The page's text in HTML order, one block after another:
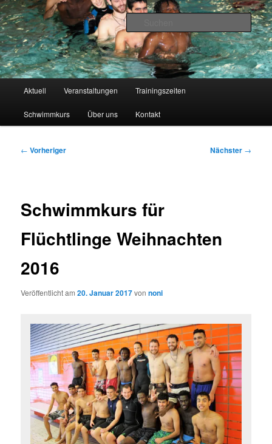
Zum
primären
Inhalt
springenWasserwacht Berg
Aktuell Veranstaltungen Trainingszeiten
Schwimmkurs Über uns Kontakt
Beitragsnavigation
← Vorheriger Nächster →
Schwimmkurs für
Flüchtlinge Weihnachten
2016
Veröffentlicht am20. Januar 2017vonnoni